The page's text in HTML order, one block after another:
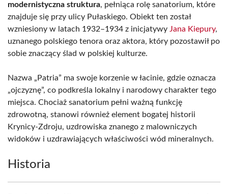
modernistyczna struktura, pełniąca rolę sanatorium, które
znajduje się przy ulicy Pułaskiego. Obiekt ten został
wzniesiony w latach 1932–1934 z inicjatywy Jana Kiepury,
uznanego polskiego tenora oraz aktora, który pozostawił po
sobie znaczący ślad w polskiej kulturze.
Nazwa „Patria” ma swoje korzenie w łacinie, gdzie oznacza
„ojczyznę”, co podkreśla lokalny i narodowy charakter tego
miejsca. Chociaż sanatorium pełni ważną funkcję
zdrowotną, stanowi również element bogatej historii
Krynicy-Zdroju, uzdrowiska znanego z malowniczych
widoków i uzdrawiających właściwości wód mineralnych.
Historia